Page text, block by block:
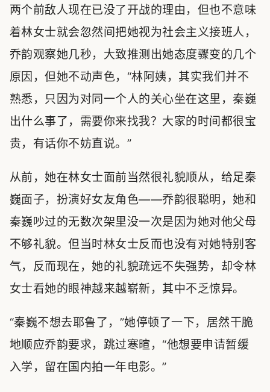
两个前敌人现在已没了开战的理由，但也不意味
着林女士就会忽然间把她视为社会主义接班人，
乔韵观察她几秒，大致推测出她态度骤变的几个
原因，但她不动声色，“林阿姨，其实我们并不
熟悉，只因为对同一个人的关心坐在这里，秦巍
出什么事了，需要你来找我？大家的时间都很宝
贵，有话你不妨直说。”
从前，她在林女士面前当然很礼貌顺从，给足秦
巍面子，扮演好女友角色——乔韵很聪明，她和
秦巍吵过的无数次架里没一次是因为她对他父母
不够礼貌。但当时林女士反而也没有对她特别客
气，反而现在，她的礼貌疏远不失强势，却令林
女士看她的眼神越来越崭新，其中不乏惊异。
“秦巍不想去耶鲁了，”她停顿了一下，居然干脆
地顺应乔韵要求，跳过寒暄，“他想要申请暂缓
入学，留在国内拍一年电影。”